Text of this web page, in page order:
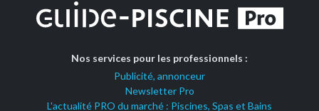
Nos services pour les professionnels :
Publicité, annonceur
Newsletter Pro
L'actualité PRO du marché : Piscines, Spas et Bains